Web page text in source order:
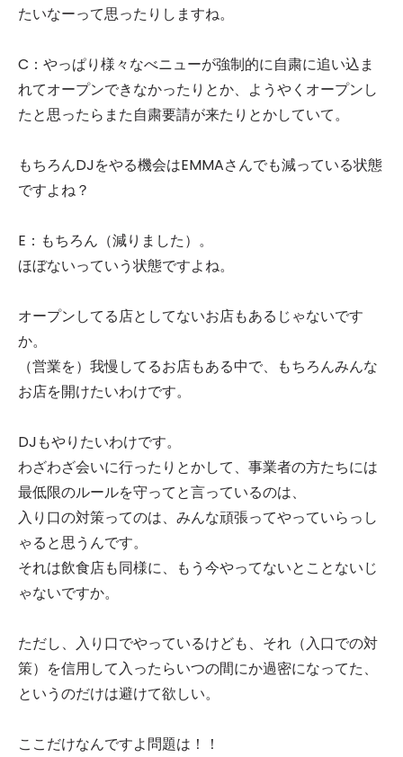
たいなーって思ったりしますね。
C：やっぱり様々なべニューが強制的に自粛に追い込ま
れてオープンできなかったりとか、ようやくオープンし
たと思ったらまた自粛要請が来たりとかしていて。
もちろんDJをやる機会はEMMAさんでも減っている状態
ですよね？
E：もちろん（減りました）。
ほぼないっていう状態ですよね。
オープンしてる店としてないお店もあるじゃないです
か。
（営業を）我慢してるお店もある中で、もちろんみんな
お店を開けたいわけです。
DJもやりたいわけです。
わざわざ会いに行ったりとかして、事業者の方たちには
最低限のルールを守ってと言っているのは、
入り口の対策ってのは、みんな頑張ってやっていらっし
ゃると思うんです。
それは飲食店も同様に、もう今やってないとことないじ
ゃないですか。
ただし、入り口でやっているけども、それ（入口での対
策）を信用して入ったらいつの間にか過密になってた、
というのだけは避けて欲しい。
ここだけなんですよ問題は！！